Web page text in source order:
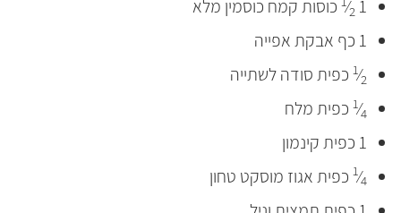
1
⁄2 כוסות קמח כוסמין מלא
1 כף אבקת אפייה
1⁄2 כפית סודה לשתייה
1⁄4 כפית מלח
1 כפית קינמון
1⁄4 כפית אגוז מוסקט טחון